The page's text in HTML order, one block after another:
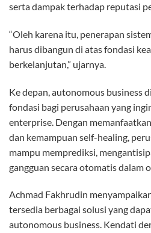
serta dampak terhadap reputasi
“Oleh karena itu, penerapan
harus dibangun di atas fondasi
berkelanjutan,” ujarnya.
Ke depan, autonomous business
fondasi bagi perusahaan yang
enterprise. Dengan
dan kemampuan self-healing,
mampu memprediksi,
gangguan secara otomatis dalam
Achmad Fakhrudin
tersedia berbagai solusi yang
autonomous business. Kendati